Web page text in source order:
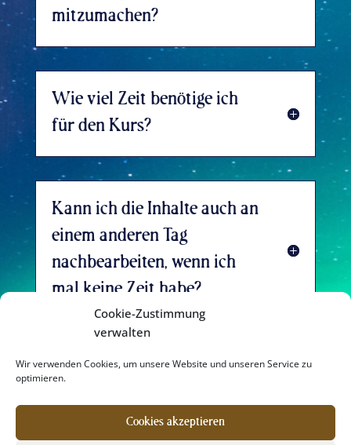
Cookie-Zustimmung
verwalten
Wir verwenden Cookies, um unsere Website und unseren Service zu
optimieren.
Cookies akzeptieren
mitzumachen?
Wie viel Zeit benötige ich
für den Kurs?
Kann ich die Inhalte auch an
einem anderen Tag
nachbearbeiten, wenn ich
mal keine Zeit habe?
Wie lange habe ich Zugriff